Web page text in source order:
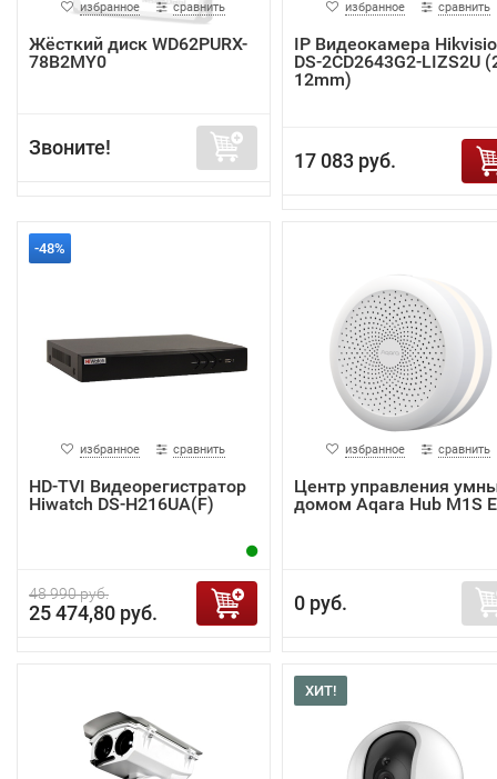
избранное сравнить
Жёсткий диск WD62PURX-
78B2MY0
Звоните!
избранное сравнить
IP Видеокамера
DS-2CD2643G2-LIZS2U
12mm)
17 083 руб.
-48%
избранное сравнить
HD-TVI Видеорегистратор
Hiwatch DS-H216UA(F)
48 990 руб.
25 474,80 руб.
избранное сравнить
Центр управления
домом Aqara Hub M1S
0 руб.
ХИТ!